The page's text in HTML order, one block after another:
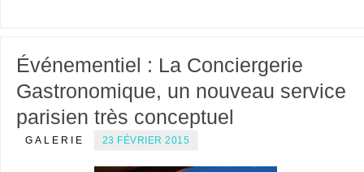
Événementiel : La Conciergerie
Gastronomique, un nouveau service
parisien très conceptuel
GALERIE 23 FÉVRIER 2015